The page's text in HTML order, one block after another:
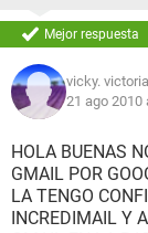
Mejor respuesta
vicky. victoria
21 ago 2010
HOLA BUENAS
GMAIL POR
LA TENGO
INCREDIMAIL Y